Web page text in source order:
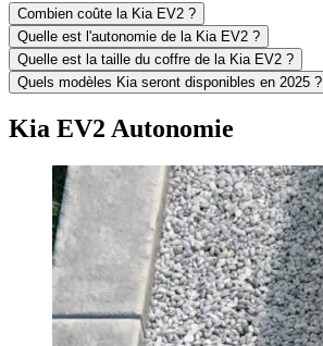
Combien coûte la Kia EV2 ?
Quelle est l'autonomie de la Kia EV2 ?
Quelle est la taille du coffre de la Kia EV2 ?
Quels modèles Kia seront disponibles en 2025 ?
Kia EV2 Autonomie